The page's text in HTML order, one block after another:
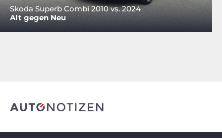
Skoda Superb Combi 2010 vs. 2024
Alt gegen Neu